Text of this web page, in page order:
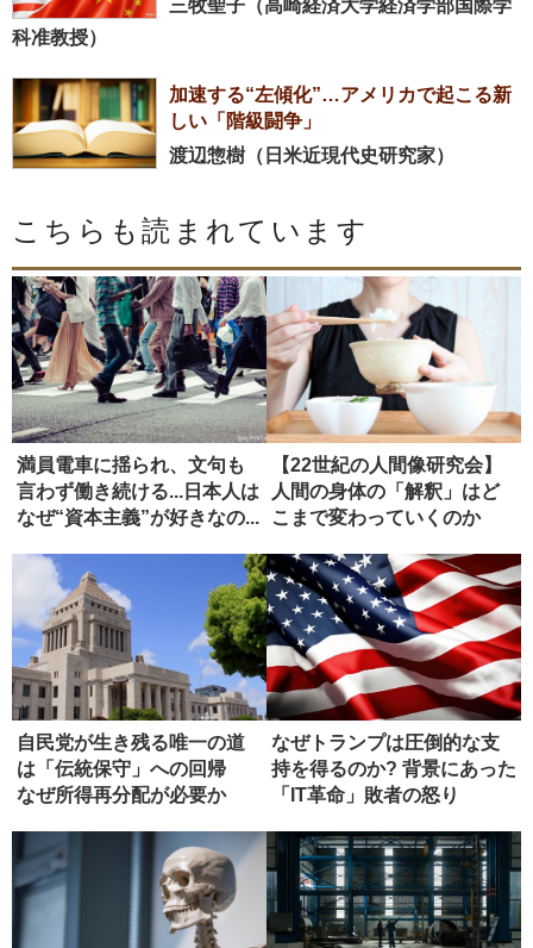
三牧聖子（高崎経済大学経済学部国際学
科准教授）
加速する“左傾化”…アメリカで起こる新
しい「階級闘争」
渡辺惣樹（日米近現代史研究家）
こちらも読まれています
満員電車に揺られ、文句も
言わず働き続ける...日本人は
なぜ“資本主義”が好きなの...
【22世紀の人間像研究会】
人間の身体の「解釈」はど
こまで変わっていくのか
自民党が生き残る唯一の道
は「伝統保守」への回帰
なぜ所得再分配が必要か
なぜトランプは圧倒的な支
持を得るのか? 背景にあった
「IT革命」敗者の怒り